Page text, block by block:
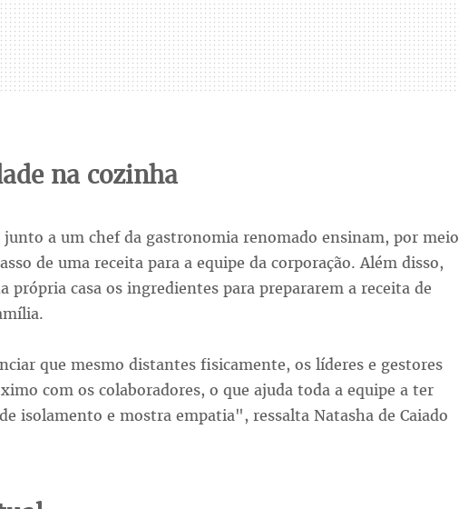
na cozinha
junto a um chef da gastronomia renomado ensinam, por meio
de uma receita para a equipe da corporação. Além disso,
própria casa os ingredientes para prepararem a receita de
que mesmo distantes fisicamente, os líderes e gestores
com os colaboradores, o que ajuda toda a equipe a ter
isolamento e mostra empatia", ressalta Natasha de Caiado